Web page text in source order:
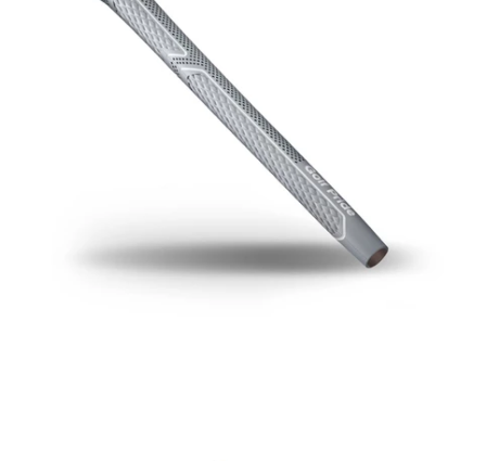
Oblečení